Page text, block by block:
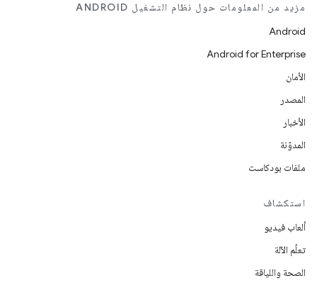
مزيد من المعلومات حول نظام التشغيل ANDROID
Android
Android for Enterprise
الأمان
المصدر
الأخبار
المدوّنة
ملفات بودكاست
استكشاف
ألعاب فيديو
تعلُم الآلة
الصحة واللياقة